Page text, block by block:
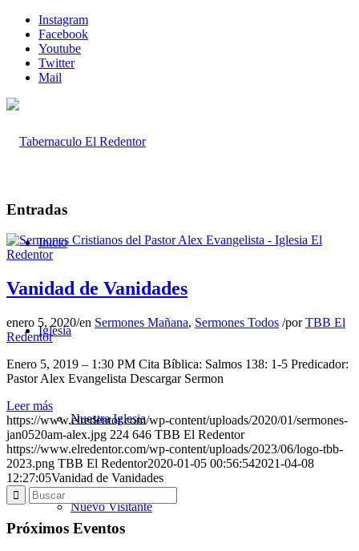
Instagram
Facebook
Youtube
Twitter
Mail
Inicio
Iglesia
Nuestra Iglesia
Nuevo Visitante
Entradas
Vanidad de Vanidades
enero 5, 2020/en Sermones Mañana, Sermones Todos /porTBB El
Redentor
Enero 5, 2019 – 1:30 PM Cita Bíblica: Salmos 138: 1-5 Predicador:
Pastor Alex Evangelista Descargar Sermon
Leer más
https://www.elredentor.com/wp-content/uploads/2020/01/sermones-
jan0520am-alex.jpg 224 646 TBB El Redentor
https://www.elredentor.com/wp-content/uploads/2023/06/logo-tbb-
2023.png TBB El Redentor2020-01-05 00:56:542021-04-08
12:27:05Vanidad de Vanidades
Próximos Eventos